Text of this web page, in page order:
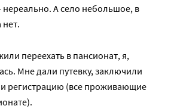
А село небольшое, в
переехать в пансионат, я,
Мне дали путевку, заключили
регистрацию (все проживающие